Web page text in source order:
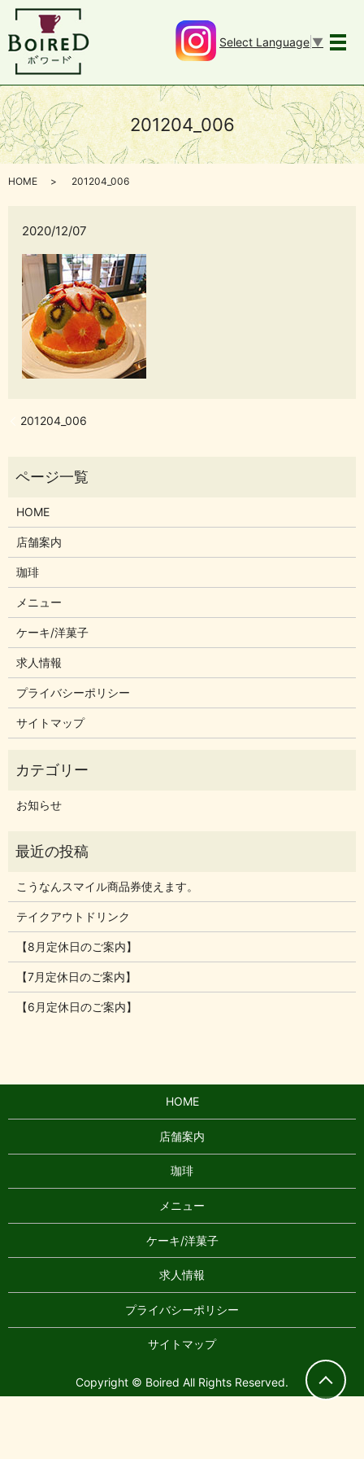
メ
Select Language ▼
201204_006
HOME 201204_006
2020/12/07
201204_006
HOME
店舗案内
珈琲
メニュー
ケーキ/洋菓子
求人情報
プライバシーポリシー
サイトマップ
お知らせ
こうなんスマイル商品券使えます。
テイクアウトドリンク
【8月定休日のご案内】
【7月定休日のご案内】
【6月定休日のご案内】
HOME
店舗案内
珈琲
メニュー
ケーキ/洋菓子
求人情報
プライバシーポリシー
サイトマップ
Copyright © Boired All Rights Reserved.